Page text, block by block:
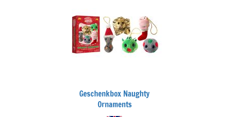
Geschenkbox Naughty
Ornaments